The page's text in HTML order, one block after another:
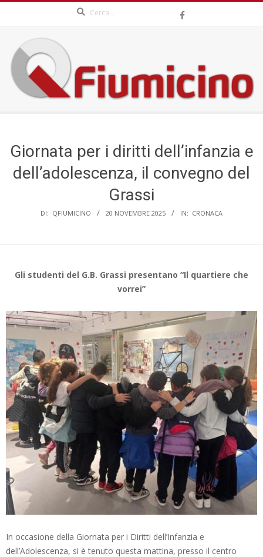
content
QFIUMICINO.COM
MenuGiornata per i diritti dell’infanzia e
dell’adolescenza, il convegno del
Grassi
DI: QFIUMICINO 20 NOVEMBRE 2025 IN: CRONACA
Gli studenti del G.B. Grassi presentano “Il quartiere che
vorrei”
In occasione della Giornata per i Diritti dell’Infanzia e
dell’Adolescenza, si è tenuto questa mattina, presso il centro